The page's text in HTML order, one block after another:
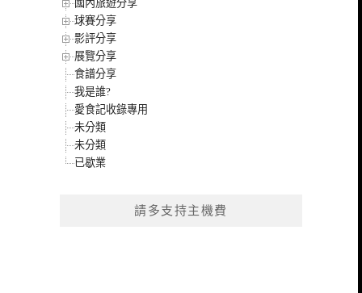
國內旅遊分享
球賽分享
影評分享
展覽分享
食譜分享
我是誰?
愛食記收錄專用
未分類
未分類
已歇業
請多支持主機費